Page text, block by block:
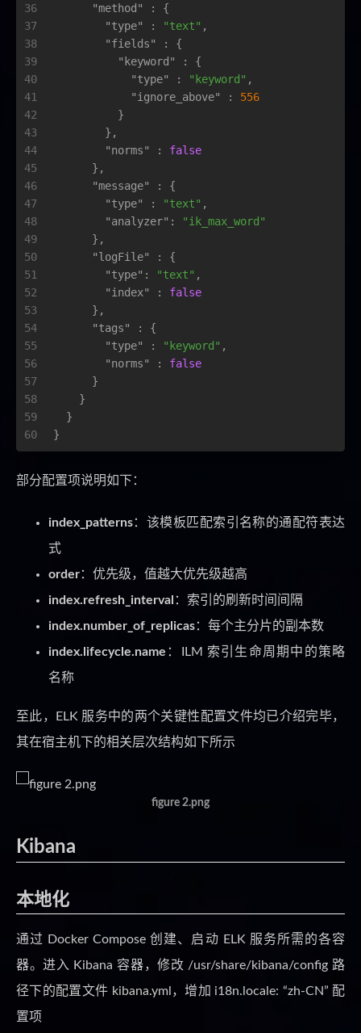
36
37
38
39
40
41
42
43
44
45
46
47
48
49
50
51
52
53
54
55
56
57
58
59
60
"method"
:
{
"type"
: "text" ,
"fields"
:
{
"keyword"
:
{
"type"
: "keyword" ,
"ignore_above"
:
556
}
} ,
"norms"
:
false
} ,
"message"
:
{
"type"
: "text" ,
"analyzer" :
"ik_max_word"
} ,
"logFile"
:
{
"type" : "text" ,
"index"
:
false
} ,
"tags"
:
{
"type"
: "keyword" ,
"norms"
:
false
}
}
}
}
部分配置项说明如下：
index_patterns：该模板匹配索引名称的通配符表达
式
order：优先级，值越大优先级越高
index.refresh_interval ：索引的刷新时间间隔
index.number_of_replicas：每个主分片的副本数
index.lifecycle.name ：ILM 索引生命周期中的策略
名称
至此，ELK 服务中的两个关键性配置文件均已介绍完毕，
其在宿主机下的相关层次结构如下所示
figure 2.png
Kibana
本地化
通过 Docker Compose 创建、启动 ELK 服务所需的各容
器。进入 Kibana 容器，修改 /usr/share/kibana/config 路
径下的配置文件 kibana.yml，增加 i18n.locale: “zh-CN” 配
置项